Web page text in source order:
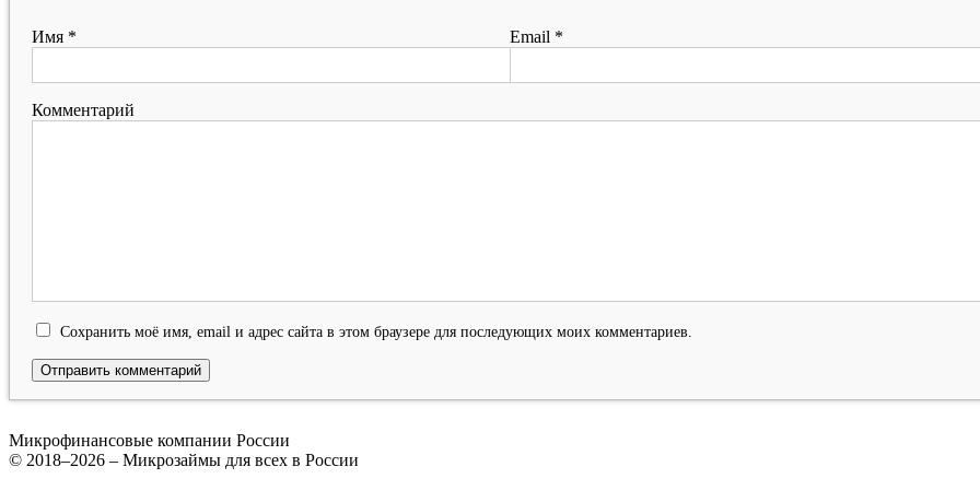
Имя * Email *
Комментарий
Сохранить моё имя, email и адрес сайта в этом браузере для последующих моих комментариев.
Микрофинансовые компании России
© 2018–2026 – Микрозаймы для всех в России